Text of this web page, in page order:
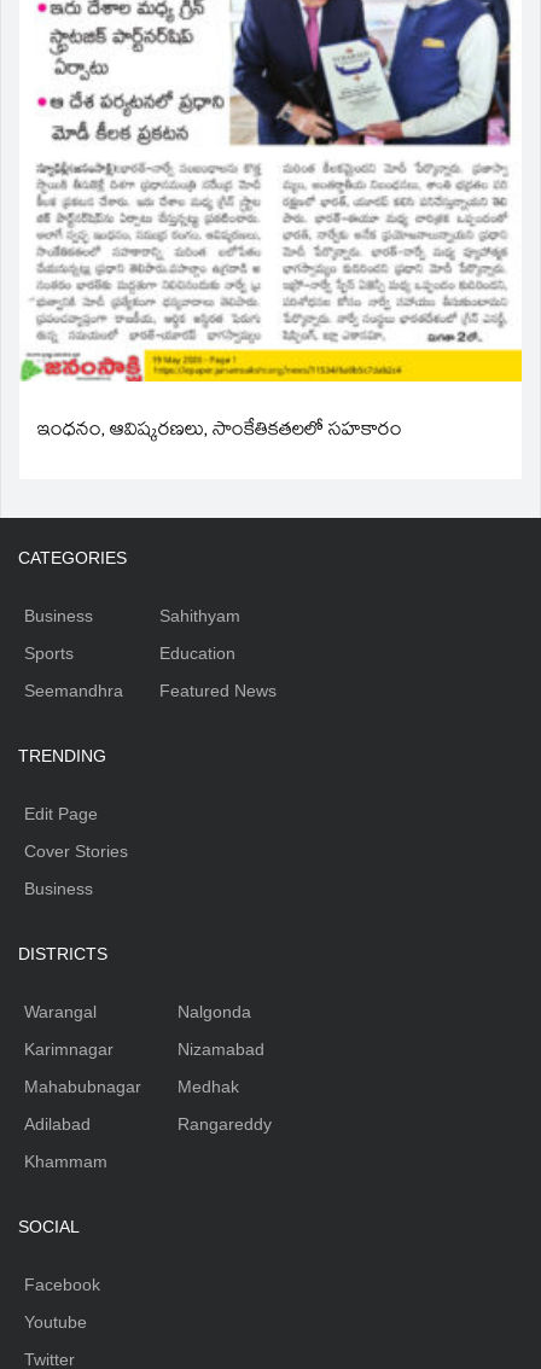
ఇంధనం, ఆవిష్కరణలు, సాంకేతికతలలో సహకారం
CATEGORIES
Business
Sports
Seemandhra
Sahithyam
Education
Featured News
TRENDING
Edit Page
Cover Stories
Business
DISTRICTS
Warangal
Karimnagar
Mahabubnagar
Adilabad
Khammam
Nalgonda
Nizamabad
Medhak
Rangareddy
SOCIAL
Facebook
Youtube
Twitter